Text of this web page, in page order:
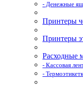
- Денежные
Принтеры
Принтеры
Расходные
- Кассовая
-